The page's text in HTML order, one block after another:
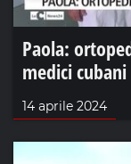
Paola:
medici cubani
14 aprile 2024